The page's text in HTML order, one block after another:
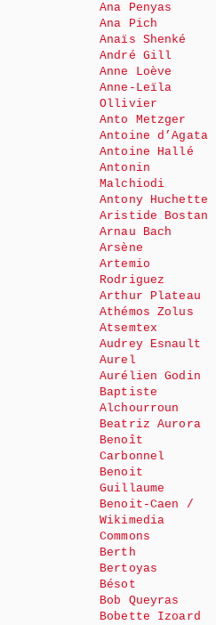
Ana Penyas
Ana Pich
Anaïs Shenké
André Gill
Anne Loève
Anne-Leïla
Ollivier
Anto Metzger
Antoine d’Agata
Antoine Hallé
Antonin
Malchiodi
Antony Huchette
Aristide Bostan
Arnau Bach
Arsène
Artemio
Rodriguez
Arthur Plateau
Athémos Zolus
Atsemtex
Audrey Esnault
Aurel
Aurélien Godin
Baptiste
Alchourroun
Beatriz Aurora
Benoît
Carbonnel
Benoit
Guillaume
Benoit-Caen /
Wikimedia
Commons
Berth
Bertoyas
Bésot
Bob Queyras
Bobette Izoard